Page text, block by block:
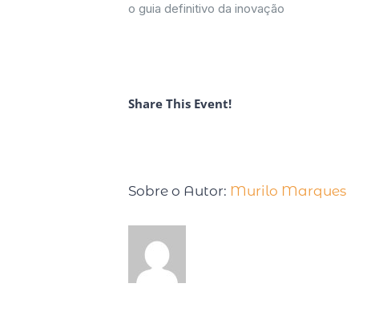
o guia definitivo da inovação
Share This Event!
Sobre o Autor: Murilo Marques